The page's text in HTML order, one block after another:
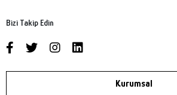
Bizi Takip Edin
Kurumsal